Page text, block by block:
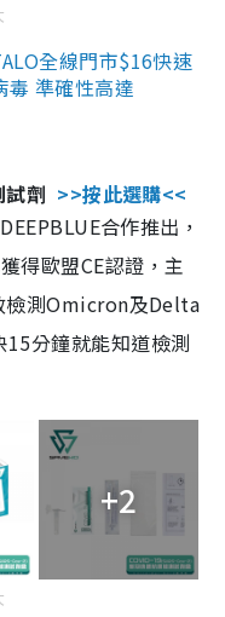
全線門市$16快速
毒 準確性高達
劑 >>按此選購<<
合作推出，
得歐盟CE認證，主
檢測Omicron及Delta
分鐘就能知道檢測
+2